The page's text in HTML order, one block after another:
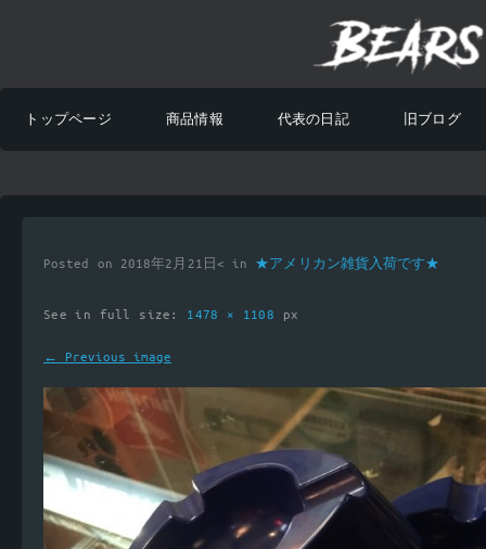
トップページ 商品情報 代表の日記 旧ブログ
Posted on 2018年2月21日< in ★アメリカン雑貨入荷です★
See in full size: 1478 × 1108 px
← Previous image